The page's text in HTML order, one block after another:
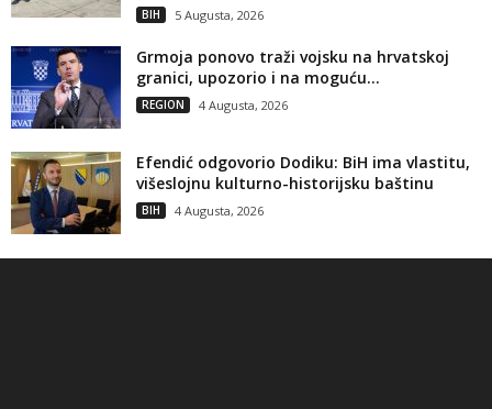
BIH 5 Augusta, 2026
Grmoja ponovo traži vojsku na hrvatskoj
granici, upozorio i na moguću...
REGION 4 Augusta, 2026
Efendić odgovorio Dodiku: BiH ima vlastitu,
višeslojnu kulturno-historijsku baštinu
BIH 4 Augusta, 2026